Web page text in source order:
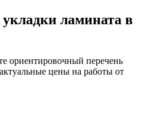
ламината в
ориентировочный перечень
цены на работы от